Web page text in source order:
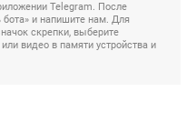
Telegram. После
бота» и напишите нам. Для
скрепки, выберите
видео в памяти устройства и